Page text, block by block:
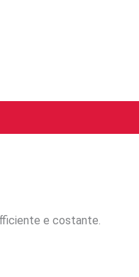
e costante.